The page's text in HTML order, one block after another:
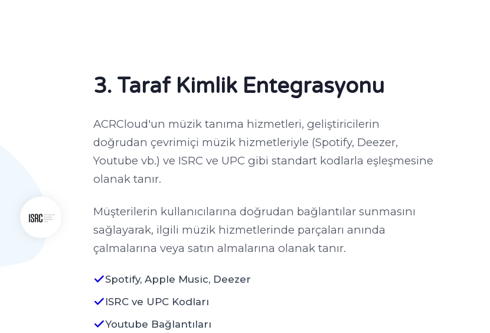
3. Taraf Kimlik Entegrasyonu
ACRCloud'un müzik tanıma hizmetleri, geliştiricilerin
doğrudan çevrimiçi müzik hizmetleriyle (Spotify, Deezer,
Youtube vb.) ve ISRC ve UPC gibi standart kodlarla eşleşmesine
olanak tanır.
Müşterilerin kullanıcılarına doğrudan bağlantılar sunmasını
sağlayarak, ilgili müzik hizmetlerinde parçaları anında
çalmalarına veya satın almalarına olanak tanır.
Spotify, Apple Music, Deezer
ISRC ve UPC Kodları
Youtube Bağlantıları